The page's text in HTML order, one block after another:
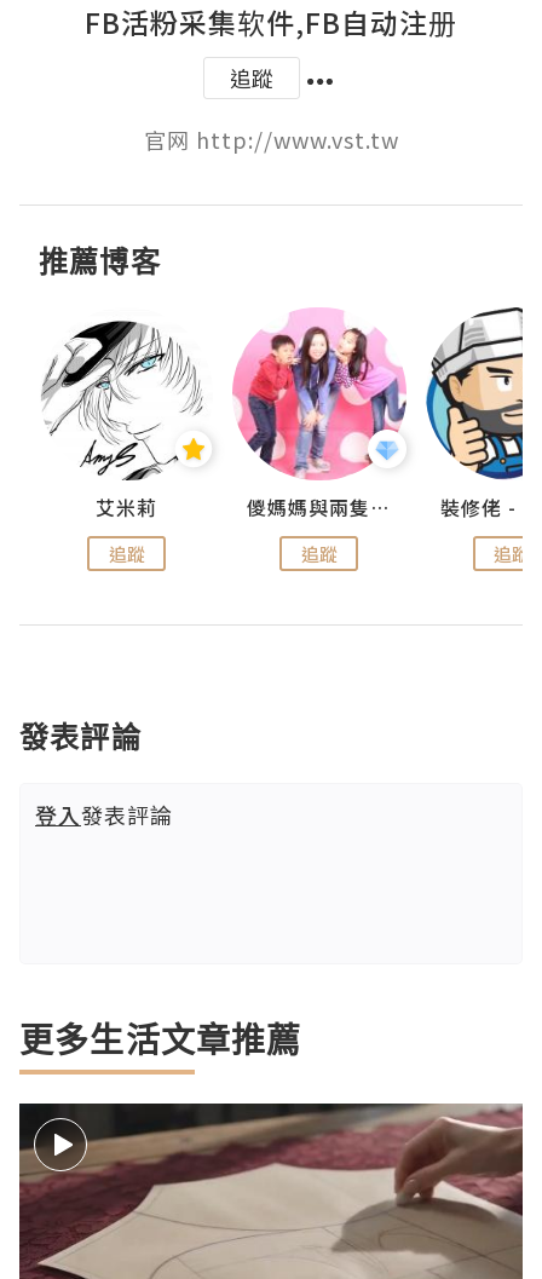
FB活粉采集软件,FB自动注册
追蹤
官网 http://www.vst.tw
推薦博客
艾米莉
追蹤
儍媽媽與兩隻小魔怪之家
追蹤 追蹤
發表評論
登入發表評論
更多生活文章推薦